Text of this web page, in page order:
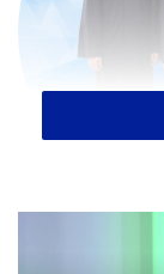
Forum je
integracije